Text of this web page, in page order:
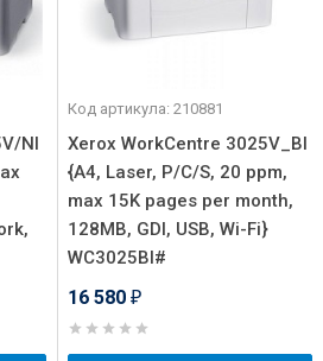
NI
Код артикула: 210881
Xerox WorkCentre 3025V_BI
{A4, Laser, P/C/S, 20 ppm,
max 15K pages per month,
128MB, GDI, USB, Wi-Fi}
WC3025BI#
16 580 ₽